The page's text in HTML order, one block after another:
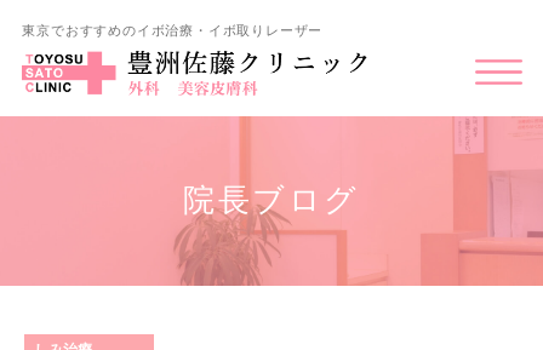
東京でおすすめのイボ治療・イボ取りレーザー
院長ブログ